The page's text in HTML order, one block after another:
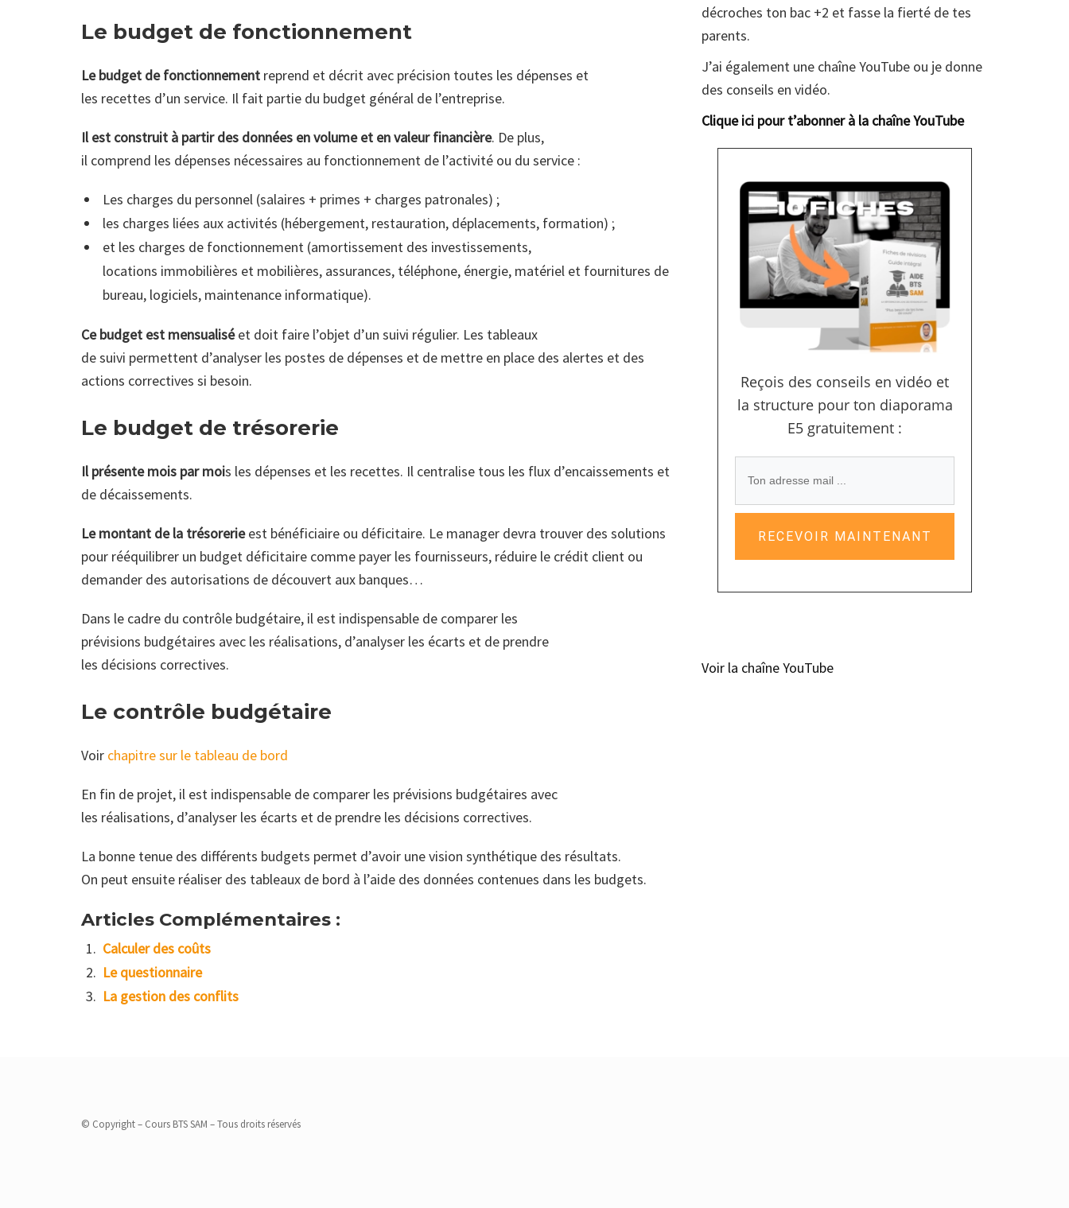
Le budget de fonctionnement
Le budget de fonctionnement reprend et décrit avec précision toutes les dépenses et
les recettes d’un service. Il fait partie du budget général de l’entreprise.
Il est construit à partir des données en volume et en valeur financière. De plus,
il comprend les dépenses nécessaires au fonctionnement de l’activité ou du service :
Les charges du personnel (salaires + primes + charges patronales) ;
les charges liées aux activités (hébergement, restauration, déplacements, formation) ;
et les charges de fonctionnement (amortissement des investissements,
locations immobilières et mobilières, assurances, téléphone, énergie, matériel et fournitures de
bureau, logiciels, maintenance informatique).
Ce budget est mensualiséet doit faire l’objet d’un suivi régulier. Les tableaux
de suivi permettent d’analyser les postes de dépenses et de mettre en place des alertes et des
actions correctives si besoin.
Le budget de trésorerie
Il présente mois par mois les dépenses et les recettes. Il centralise tous les flux d’encaissements et
de décaissements.
Le montant de la trésorerieest bénéficiaire ou déficitaire. Le manager devra trouver des solutions
pour rééquilibrer un budget déficitaire comme payer les fournisseurs, réduire le crédit client ou
demander des autorisations de découvert aux banques…
Dans le cadre du contrôle budgétaire, il est indispensable de comparer les
prévisions budgétaires avec les réalisations, d’analyser les écarts et de prendre
les décisions correctives.
Le contrôle budgétaire
Voir chapitre sur le tableau de bord
En fin de projet, il est indispensable de comparer les prévisions budgétaires avec
les réalisations, d’analyser les écarts et de prendre les décisions correctives.
La bonne tenue des différents budgets permet d’avoir une vision synthétique des résultats.
On peut ensuite réaliser des tableaux de bord à l’aide des données contenues dans les budgets.
Articles Complémentaires :
Calculer des coûts
Le questionnaire
La gestion des conflits
décroches ton bac +2 et fasse la fierté de tes
parents.
J’ai également une chaîne YouTube ou je donne
des conseils en vidéo.
Clique ici pour t’abonner à la chaîne YouTube
Reçois des conseils en vidéo et
la structure pour ton diaporama
E5 gratuitement :
RECEVOIR MAINTENANT
Voir la chaîne YouTube
© Copyright – Cours BTS SAM – Tous droits réservés